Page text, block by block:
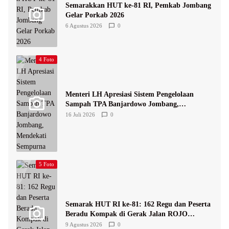
Semarakkan HUT ke-81 RI, Pemkab Jombang
Gelar Porkab 2026
6 Agustus 2026 0
4 Foto
Menteri LH Apresiasi Sistem Pengelolaan
Sampah TPA Banjardowo Jombang,
Mendekati Sempurna
16 Juli 2026 0
5 Foto
Semarak HUT RI ke-81: 162 Regu dan Peserta
Beradu Kompak di Gerak Jalan ROJO
Jombang 2026
9 Agustus 2026 0